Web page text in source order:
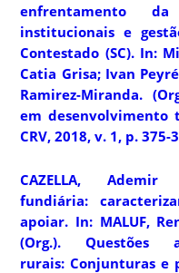
enfrentamento
institucionais e
Contestado (SC). In:
Catia Grisa; Ivan
Ramirez-Miranda.
em desenvolvimento
CRV, 2018, v. 1, p. 375-
CAZELLA, Ademir
fundiária:
apoiar. In: MALUF,
(Org.).Questões
rurais:Conjunturas e